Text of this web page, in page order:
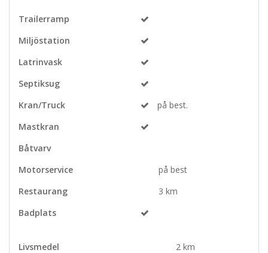
Trailerramp
Miljöstation
Latrinvask
Septiksug
Kran/Truck
på best.
Mastkran
Båtvarv
Motorservice
på best
Restaurang
3 km
Badplats
Livsmedel
2 km